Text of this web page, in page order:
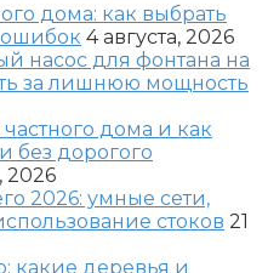
дома: как выбрать
ошибок 4 августа, 2026
насос для фонтана на
за лишнюю мощность
дома и как
без дорогого
2026
2026: умные сети,
стоков 21
какие деревья и